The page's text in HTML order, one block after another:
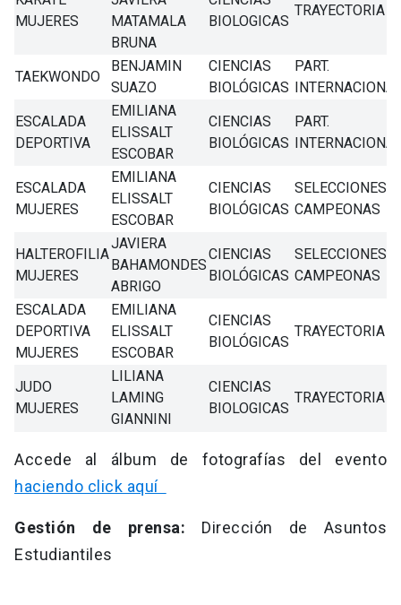
MUJERES
MATAMALA
BRUNA
BIOLOGICAS
TRAYECTORIA
TAEKWONDO
BENJAMIN
SUAZO
CIENCIAS
BIOLÓGICAS
PART.
ESCALADA
DEPORTIVA
EMILIANA
ELISSALT
ESCOBAR
CIENCIAS
BIOLÓGICAS
PART.
ESCALADA
MUJERES
EMILIANA
ELISSALT
ESCOBAR
CIENCIAS
BIOLÓGICAS
SELECCIONES
CAMPEONAS
HALTEROFILIA
MUJERES
JAVIERA
BAHAMONDES
ABRIGO
CIENCIAS
BIOLÓGICAS
SELECCIONES
CAMPEONAS
ESCALADA
DEPORTIVA
MUJERES
EMILIANA
ELISSALT
ESCOBAR
CIENCIAS
BIOLÓGICAS
TRAYECTORIA
JUDO
MUJERES
LILIANA
LAMING
GIANNINI
CIENCIAS
BIOLOGICAS
TRAYECTORIA
Accede al álbum de fotografías del evento
haciendo click aquí
Gestión de prensa: Dirección de Asuntos
Estudiantiles